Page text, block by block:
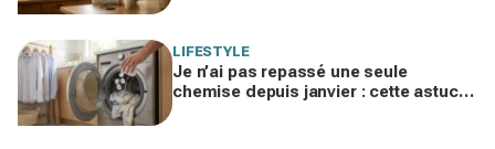
LIFESTYLE
Je n’ai pas repassé une seule
chemise depuis janvier : cette astuce